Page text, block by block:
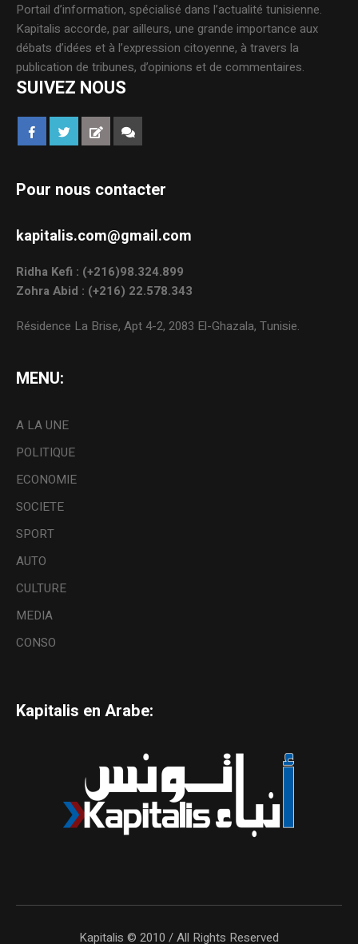
Portail d’information, spécialisé dans l’actualité tunisienne.
Kapitalis accorde, par ailleurs, une grande importance aux
débats d’idées et à l’expression citoyenne, à travers la
publication de tribunes, d’opinions et de commentaires.
SUIVEZ NOUS
Pour nous contacter
kapitalis.com@gmail.com
Ridha Kefi : (+216)98.324.899
Zohra Abid : (+216) 22.578.343
Résidence La Brise, Apt 4-2, 2083 El-Ghazala, Tunisie.
MENU:
A LA UNE
POLITIQUE
ECONOMIE
SOCIETE
SPORT
AUTO
CULTURE
MEDIA
CONSO
Kapitalis en Arabe:
Kapitalis © 2010 / All Rights Reserved